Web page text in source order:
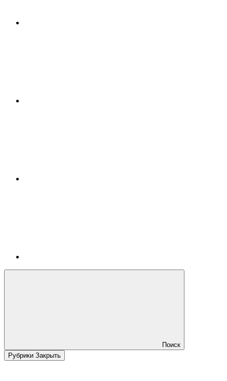
Поиск
Рубрики Закрыть